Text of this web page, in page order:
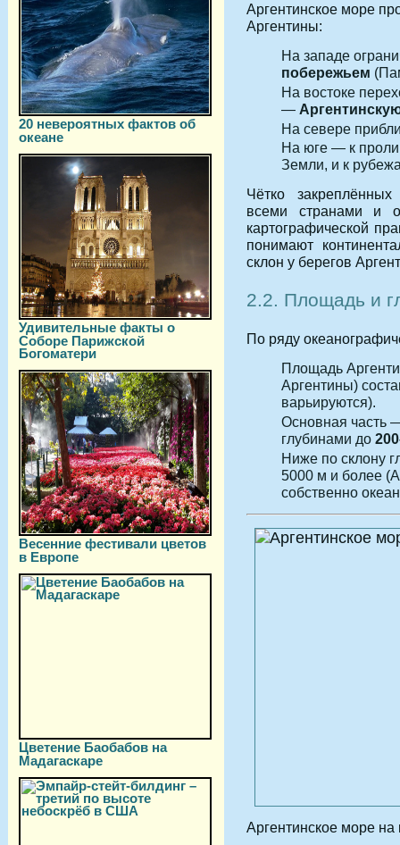
20 невероятных фактов об
океане
Удивительные факты о
Соборе Парижской
Богоматери
Весенние фестивали цветов
в Европе
Цветение Баобабов на
Мадагаскаре
Аргентинское море
Аргентины:
На западе
побережьем
На востоке
—
На севере
На юге — к
Земли, и к
Чётко
всеми странами и
картографической
понимают
склон у берегов
2.2. Площадь и
По ряду
Площадь
Аргентины)
варьируются).
Основная часть
глубинами до
Ниже по склону
5000 м и более
собственно
Аргентинское море на